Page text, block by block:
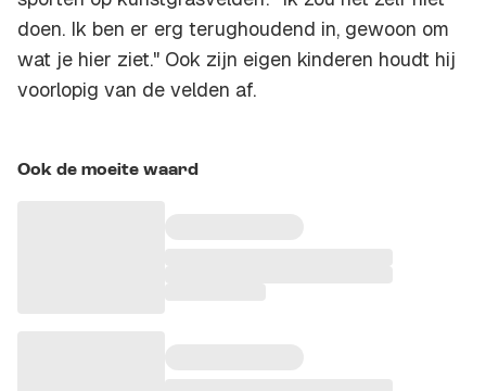
doen. Ik ben er erg terughoudend in, gewoon om
wat je hier ziet." Ook zijn eigen kinderen houdt hij
voorlopig van de velden af.
Ook de moeite waard